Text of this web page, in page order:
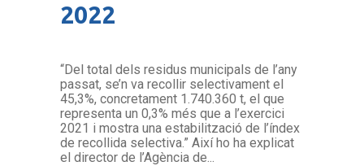
2022
“Del total dels residus municipals de l’any
passat, se’n va recollir selectivament el
45,3%, concretament 1.740.360 t, el que
representa un 0,3% més que a l’exercici
2021 i mostra una estabilització de l’índex
de recollida selectiva.” Així ho ha explicat
el director de l’Agència de...